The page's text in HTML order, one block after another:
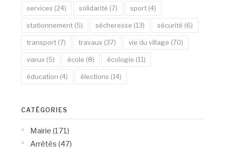
services (24) solidarité (7) sport (4)
stationnement (5) sécheresse (13) sécurité (6)
transport (7) travaux (37) vie du village (70)
vœux (5) école (8) écologie (11)
éducation (4) élections (14)
CATÉGORIES
Mairie (171)
Arrêtés (47)